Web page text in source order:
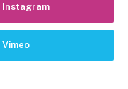
Instagram
Vimeo